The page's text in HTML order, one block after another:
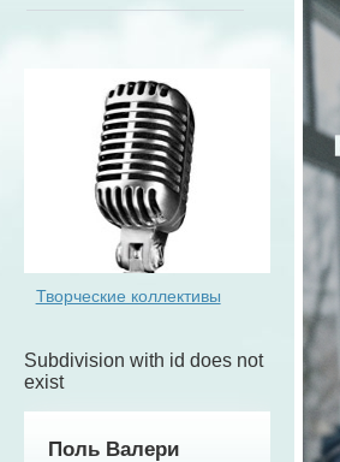
Творческие коллективы
Subdivision with id does not
exist
Поль Валери